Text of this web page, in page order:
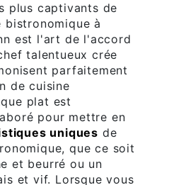
plus captivants de
bistronomique à
est l'art de l'accord
talentueux crée
parfaitement
de cuisine
plat est
pour mettre en
uniques de
que ce soit
et beurré ou un
et vif. Lorsque vous